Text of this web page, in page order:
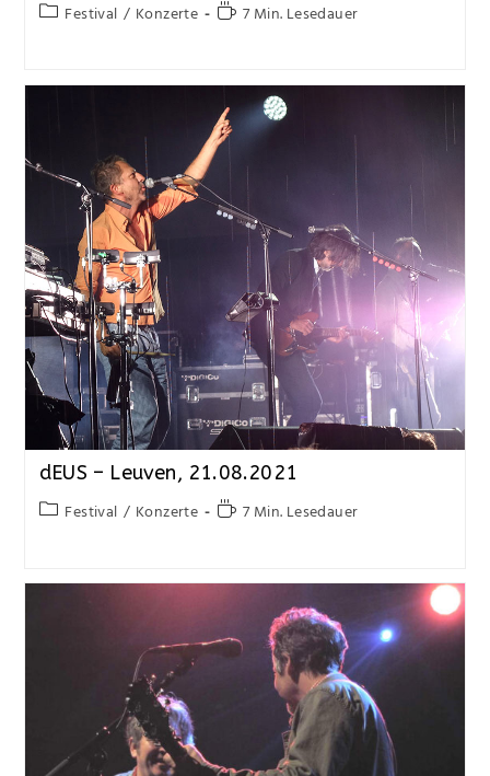
Festival / Konzerte 7 Min. Lesedauer
dEUS – Leuven, 21.08.2021
Festival / Konzerte 7 Min. Lesedauer